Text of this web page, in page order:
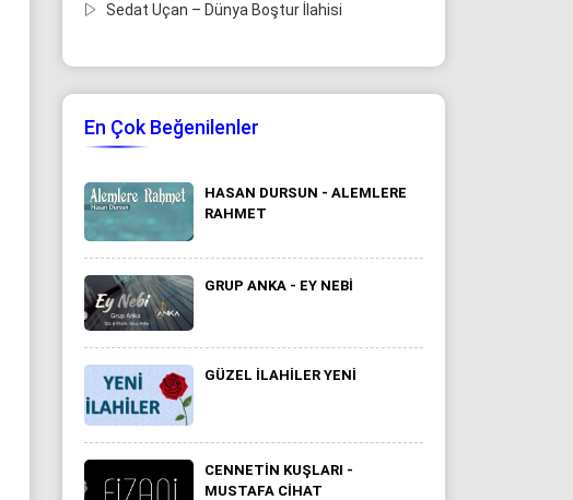
Sedat Uçan – Dünya Boştur İlahisi
En Çok Beğenilenler
HASAN DURSUN - ALEMLERE
RAHMET
GRUP ANKA - EY NEBI
GÜZEL ILAHILER YENI
CENNETIN KUŞLARI -
MUSTAFA CIHAT